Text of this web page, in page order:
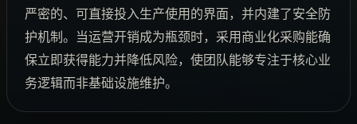
严密的、可直接投入生产使用的界面，并内建了安全防
护机制。当运营开销成为瓶颈时，采用商业化采购能确
保立即获得能力并降低风险，使团队能够专注于核心业
务逻辑而非基础设施维护。